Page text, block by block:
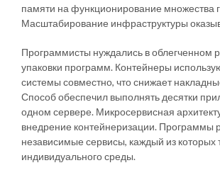
памяти на функционирование множества
Масштабирование инфраструктуры
Программисты нуждались в облегченном
упаковки программ. Контейнеры
системы совместно, что снижает
Способ обеспечил выполнять десятки
одном сервере. Микросервисная
внедрение контейнеризации. Программы
независимые сервисы, каждый из которых
индивидуального среды.